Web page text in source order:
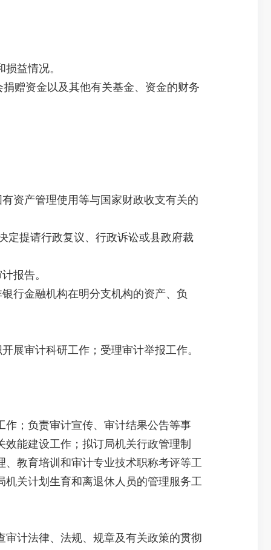
益情况。
赠资金以及其他有关基金、资金的财务
资产管理使用等与国家财政收支有关的
定提请行政复议、行政诉讼或县政府裁
报告。
行金融机构在明分支机构的资产、负
审计科研工作；受理审计举报工作。
；负责审计宣传、审计结果公告等事
能建设工作；拟订局机关行政管理制
教育培训和审计专业技术职称考评等工
关计划生育和离退休人员的管理服务工
计法律、法规、规章及有关政策的贯彻